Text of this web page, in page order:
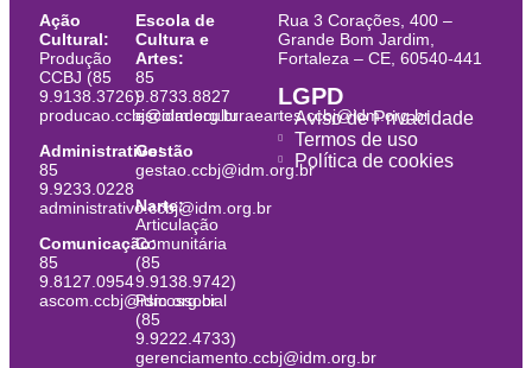
Ação
Cultural:
Produção
CCBJ (85
9.9138.3726)
producao.ccbj@idm.org.br
Administrativo:
85
9.9233.0228
administrativo.ccbj@idm.org.br
Comunicação:
85
9.8127.0954
ascom.ccbj@idm.org.br
Escola de
Cultura e
Artes:
85
9.8733.8827
escoladeculturaeartes.ccbj@idm.org.br
Gestão
gestao.ccbj@idm.org.br
Narte:
Articulação
Comunitária
(85
9.9138.9742)
Psicossocial
(85
9.9222.4733)
gerenciamento.ccbj@idm.org.br
Rua 3 Corações, 400 –
Grande Bom Jardim,
Fortaleza – CE, 60540-441
LGPD
Aviso de Privacidade
Termos de uso
Política de cookies